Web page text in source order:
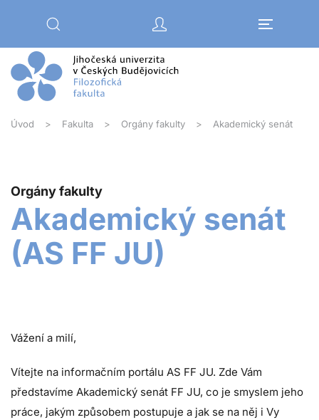
Úvod Fakulta Orgány fakulty Akademický senát
Orgány fakulty
Akademický senát
(AS FF JU)
Vážení a milí,
Vítejte na informačním portálu AS FF JU. Zde Vám
představíme Akademický senát FF JU, co je smyslem jeho
práce, jakým způsobem postupuje a jak se na něj i Vy